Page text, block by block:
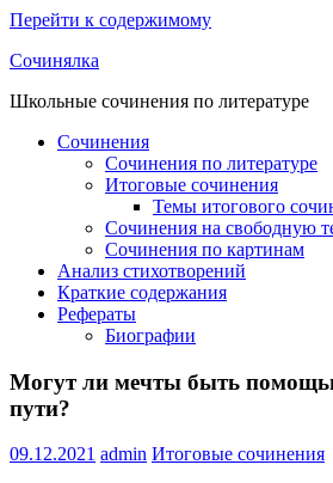
Перейти к содержимому
Сочинялка
Школьные сочинения по литературе
Сочинения
Сочинения по литературе
Итоговые сочинения
Темы итогового
Сочинения на свободную
Сочинения по картинам
Анализ стихотворений
Краткие содержания
Рефераты
Биографии
Могут ли мечты быть
пути?
09.12.2021 admin Итоговые сочинения